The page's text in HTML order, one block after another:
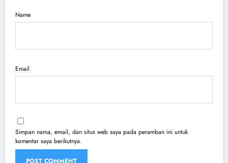
Name
Email
Simpan nama, email, dan situs web saya pada peramban ini untuk
komentar saya berikutnya.